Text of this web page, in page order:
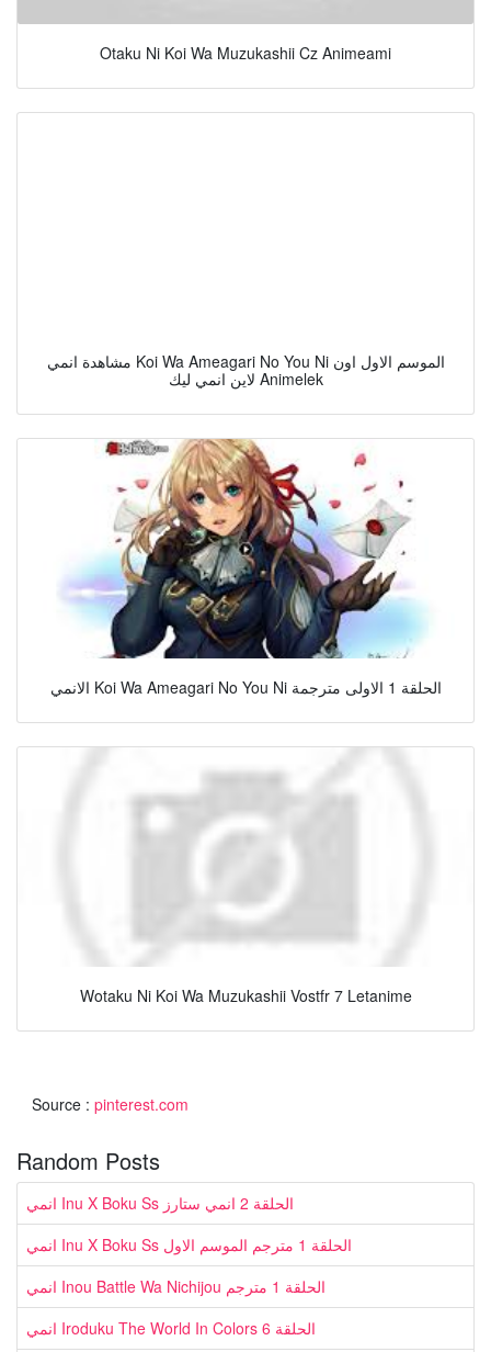
Otaku Ni Koi Wa Muzukashii Cz Animeami
مشاهدة انمي Koi Wa Ameagari No You Ni الموسم الاول اون
لاين انمي ليك Animelek
الانمي Koi Wa Ameagari No You Ni الحلقة 1 الاولى مترجمة
Wotaku Ni Koi Wa Muzukashii Vostfr 7 Letanime
Source : pinterest.com
Random Posts
انمي Inu X Boku Ss الحلقة 2 انمي ستارز
انمي Inu X Boku Ss الحلقة 1 مترجم الموسم الاول
انمي Inou Battle Wa Nichijou الحلقة 1 مترجم
انمي Iroduku The World In Colors الحلقة 6